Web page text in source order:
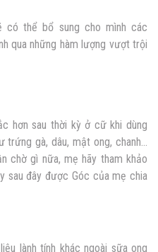
thể bổ sung cho mình các
qua những hàm lượng vượt trội
hơn sau thời kỳ ở cữ khi dùng
trứng gà, dâu, mật ong, chanh…
chờ gì nữa, mẹ hãy tham khảo
sau đây được Góc của mẹ chia
lành tính khác ngoài sữa ong